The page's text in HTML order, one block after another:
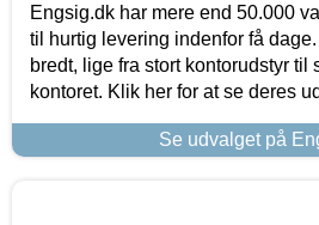
Engsig.dk har mere end 50.000
til hurtig levering indenfor få
bredt, lige fra stort kontorudstyr til
kontoret. Klik her for at se deres
Se udvalget på